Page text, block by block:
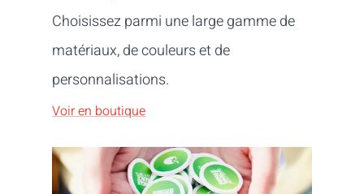
Choisissez parmi une large gamme de
matériaux, de couleurs et de
personnalisations.
Voir en boutique